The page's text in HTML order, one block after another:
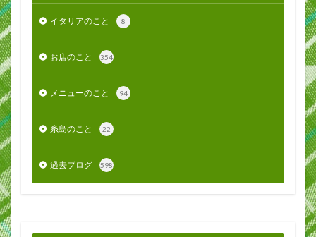
イタリアのこと 8
お店のこと 354
メニューのこと 94
糸島のこと 22
過去ブログ 598